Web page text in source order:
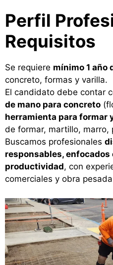
Perfil
Requisitos
Se requiere mínimo 1 año
concreto, formas y varilla.
El candidato debe contar
de mano para concreto
herramienta para formar
de formar, martillo, marro,
Buscamos profesionales
responsables, enfocados
productividad, con
comerciales y obra